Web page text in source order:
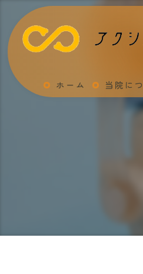
ホーム 当院に